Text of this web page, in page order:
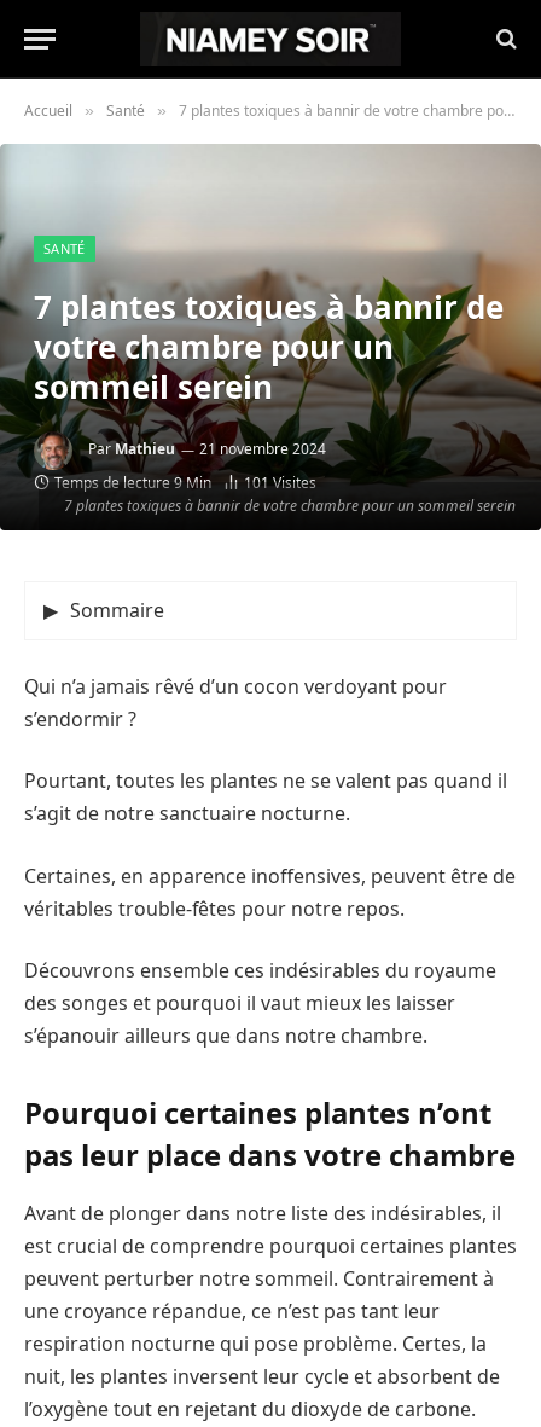
Accueil » Santé » 7 plantes toxiques à bannir de votre chambre pour un sommeil serein
7 plantes toxiques à bannir de votre chambre pour un sommeil serein
SANTÉ
7 plantes toxiques à bannir de
votre chambre pour un
sommeil serein
ParMathieu
21 novembre 2024
Temps de lecture 9 Min
101Visites
Sommaire
Qui n’a jamais rêvé d’un cocon verdoyant pour
s’endormir ?
Pourtant, toutes les plantes ne se valent pas quand il
s’agit de notre sanctuaire nocturne.
Certaines, en apparence inoffensives, peuvent être de
véritables trouble-fêtes pour notre repos.
Découvrons ensemble ces indésirables du royaume
des songes et pourquoi il vaut mieux les laisser
s’épanouir ailleurs que dans notre chambre.
Pourquoi certaines plantes n’ont
pas leur place dans votre chambre
Avant de plonger dans notre liste des indésirables, il
est crucial de comprendre pourquoi certaines plantes
peuvent perturber notre sommeil. Contrairement à
une croyance répandue, ce n’est pas tant leur
respiration nocturne qui pose problème. Certes, la
nuit, les plantes inversent leur cycle et absorbent de
l’oxygène tout en rejetant du dioxyde de carbone.